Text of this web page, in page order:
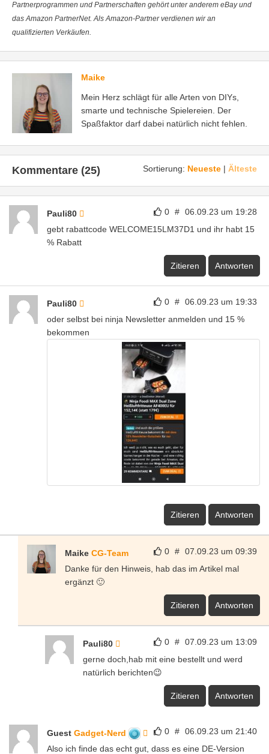
Partnerprogrammen und Partnerschaften gehört unter anderem eBay und
das Amazon PartnerNet. Als Amazon-Partner verdienen wir an
qualifizierten Verkäufen.
Maike
Mein Herz schlägt für alle Arten von DIYs,
smarte und technische Spielereien. Der
Spaßfaktor darf dabei natürlich nicht fehlen.
Sortierung: Neueste | Älteste
Kommentare (25)
0 # 06.09.23 um 19:28
Pauli80
gebt rabattcode WELCOME15LM37D1 und ihr habt 15
% Rabatt
Zitieren Antworten
0 # 06.09.23 um 19:33
Pauli80
oder selbst bei ninja Newsletter anmelden und 15 %
bekommen
Zitieren Antworten
0 # 07.09.23 um 09:39
Maike CG-Team
Danke für den Hinweis, hab das im Artikel mal
ergänzt 🙂
Zitieren Antworten
0 # 07.09.23 um 13:09
Pauli80
gerne doch,hab mit eine bestellt und werd
natürlich berichten😉
Zitieren Antworten
0 # 06.09.23 um 21:40
Guest Gadget-Nerd
Also ich finde das echt gut, dass es eine DE-Version